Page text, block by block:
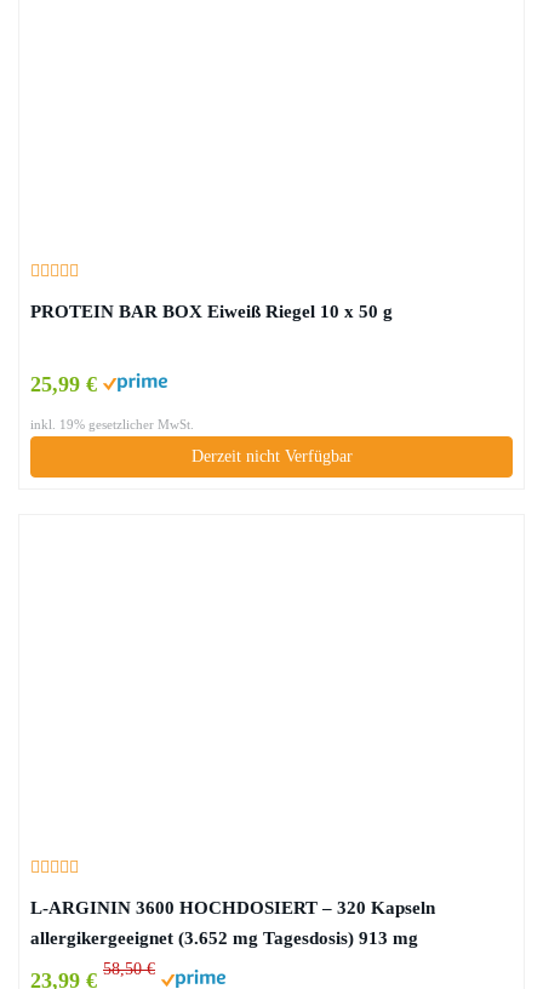
PROTEIN BAR BOX Eiweiß Riegel 10 x 50 g
25,99 €
inkl. 19% gesetzlicher MwSt.
Derzeit nicht Verfügbar
L-ARGININ 3600 HOCHDOSIERT – 320 Kapseln
allergikergeeignet (3.652 mg Tagesdosis) 913 mg
23,99 € 58,50 €